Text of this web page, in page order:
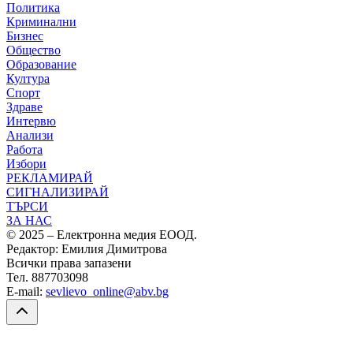
Политика
Криминални
Бизнес
Общество
Образование
Култура
Спорт
Здраве
Интервю
Анализи
Работа
Избори
РЕКЛАМИРАЙ
СИГНАЛИЗИРАЙ
ТЪРСИ
ЗА НАС
© 2025 – Електронна медия ЕООД.
Редактор: Емилия Димитрова
Всички права запазени
Тел. 887703098
E-mail: sevlievo_online@abv.bg